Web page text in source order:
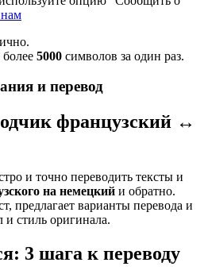
5000 символов за один раз.
и перевод
французский ↔
и точно переводить тексты и
на немецкий и обратно.
предлагает варианты перевода и
и стиль оригинала.
3 шага к переводу